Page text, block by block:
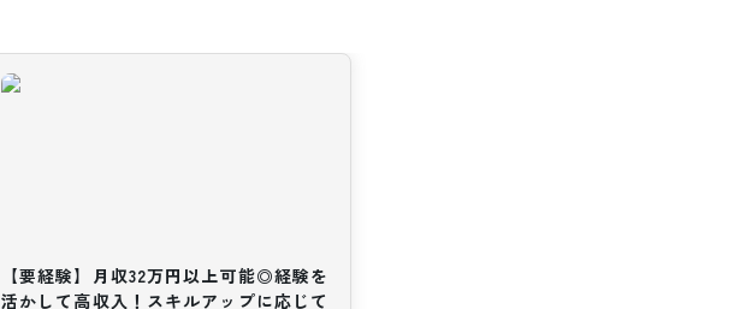
【要経験】月収32万円以上可能◎経験を
活かして高収入！スキルアップに応じて